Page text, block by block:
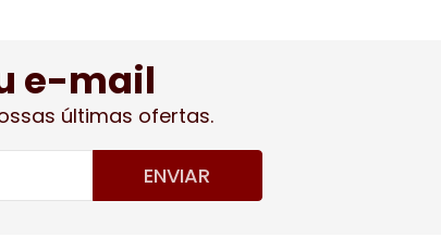
e-mail
últimas ofertas.
ENVIAR